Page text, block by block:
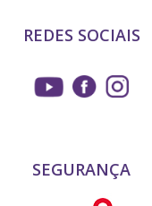
REDES SOCIAIS
SEGURANÇA